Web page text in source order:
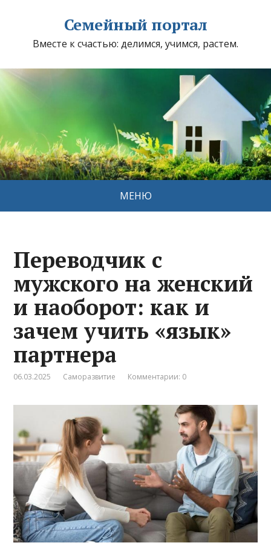
Семейный портал
Вместе к счастью: делимся, учимся, растем.
МЕНЮ
Переводчик с
мужского на женский
и наоборот: как и
зачем учить «язык»
партнера
06.03.2025 Саморазвитие Комментарии: 0